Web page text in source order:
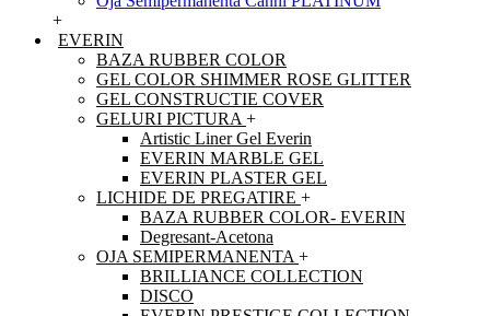
+
EVERIN
BAZA RUBBER COLOR
GEL COLOR SHIMMER ROSE GLITTER
GEL CONSTRUCTIE COVER
GELURI PICTURA +
Artistic Liner Gel Everin
EVERIN MARBLE GEL
EVERIN PLASTER GEL
LICHIDE DE PREGATIRE +
BAZA RUBBER COLOR- EVERIN
Degresant-Acetona
OJA SEMIPERMANENTA +
BRILLIANCE COLLECTION
DISCO